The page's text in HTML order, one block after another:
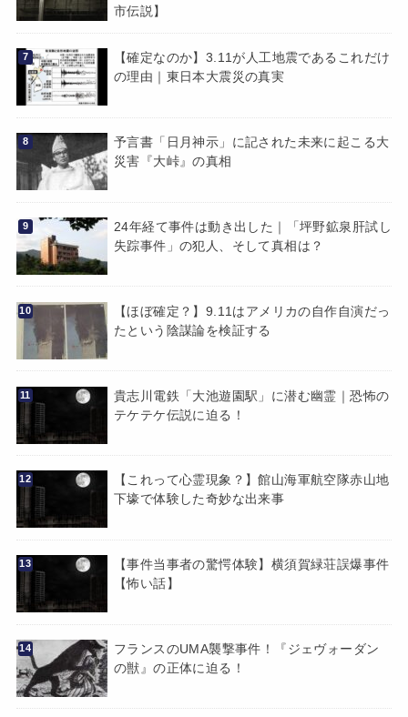
市伝説】
【確定なのか】3.11が人工地震であるこれだけ
の理由｜東日本大震災の真実
予言書「日月神示」に記された未来に起こる大
災害『大峠』の真相
24年経て事件は動き出した｜「坪野鉱泉肝試し
失踪事件」の犯人、そして真相は？
【ほぼ確定？】9.11はアメリカの自作自演だっ
たという陰謀論を検証する
貴志川電鉄「大池遊園駅」に潜む幽霊｜恐怖の
テケテケ伝説に迫る！
【これって心霊現象？】館山海軍航空隊赤山地
下壕で体験した奇妙な出来事
【事件当事者の驚愕体験】横須賀緑荘誤爆事件
【怖い話】
フランスのUMA襲撃事件！『ジェヴォーダン
の獣』の正体に迫る！